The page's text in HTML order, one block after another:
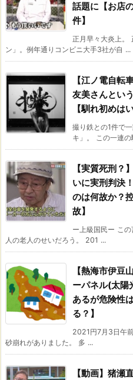
話題に【お店
件】
正月早々大炎上。
ン」。例年通りコンビニ大手3社が自 ...
【江ノ電自転
友美さんとい
【馴れ初めは
撮り鉄との1件で
キ」。 この一連
【実質死刑？
いに実刑判決
のは何故か？
故】
ー上級国民ー こ
人の老人のせいだろう。 201 ...
【熱海市伊豆
ーパネル(太陽
あるが危険性
る？】
2021円7月3日午
砂崩れがありました。 多 ...
【動画】猪瀬